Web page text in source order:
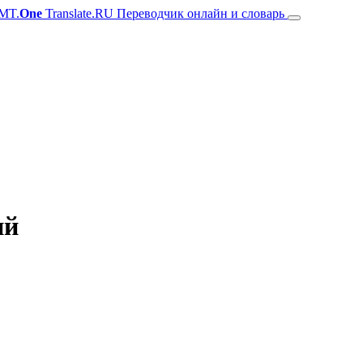
One Translate.RU Переводчик онлайн и словарь